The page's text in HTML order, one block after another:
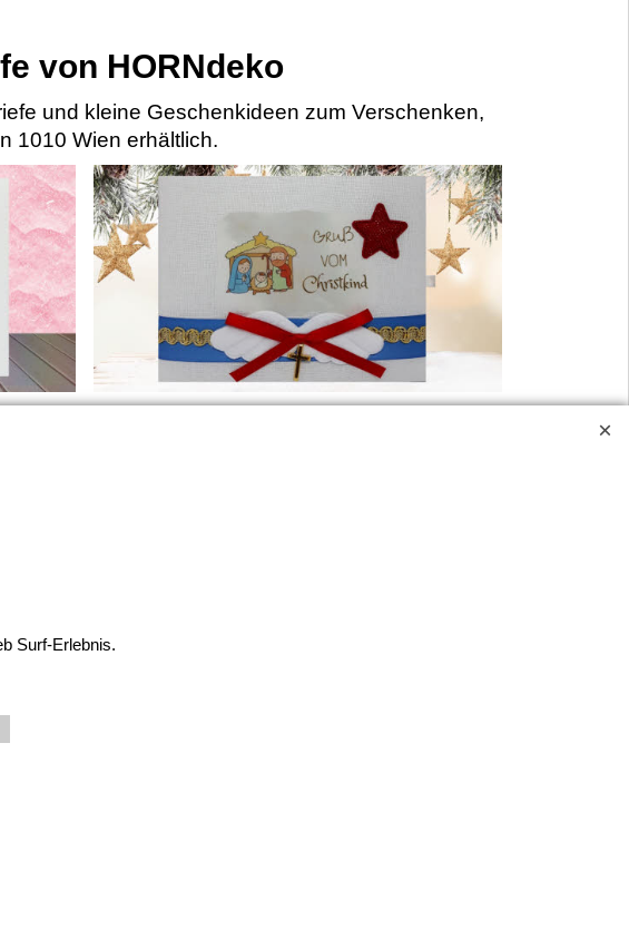
von HORNdeko
und kleine Geschenkideen zum Verschenken,
1010 Wien erhältlich.
geschlossen.
Surf-Erlebnis.